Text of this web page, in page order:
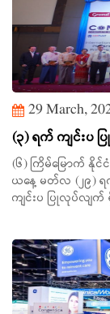
29 March,
(၃) ရက် ကျင်း
(၆) ကြိမ်မြောက်
ယနေ့ မတ်လ (၂၉) ရ
ကျင်းပ ပြုလုပ်လျ